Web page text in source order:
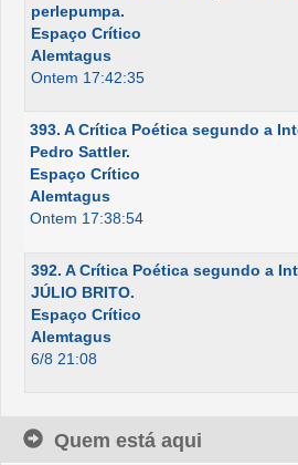
perlepumpa.
Espaço Crítico
Alemtagus
Ontem 17:42:35
393. A Crítica Poética segundo a
Pedro Sattler.
Espaço Crítico
Alemtagus
Ontem 17:38:54
392. A Crítica Poética segundo a
JÚLIO BRITO.
Espaço Crítico
Alemtagus
6/8 21:08
Quem está aqui